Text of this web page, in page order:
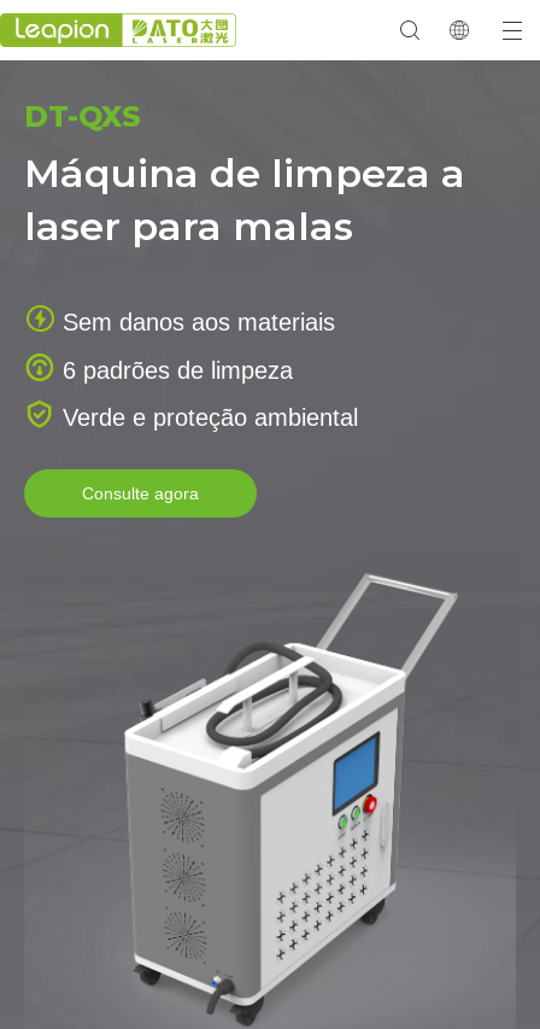
DT-QXS
Máquina de limpeza a
laser para malas
 Sem danos aos materiais
 6 padrões de limpeza
 Verde e proteção ambiental
Consulte agora